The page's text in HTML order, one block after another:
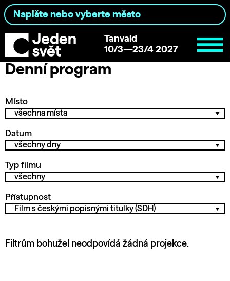
Tanvald
10/3—23/4 2027
Denní program
Místo
Datum
Typ filmu
Přístupnost
Filtrům bohužel neodpovídá žádná projekce.